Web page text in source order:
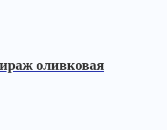
оливковая